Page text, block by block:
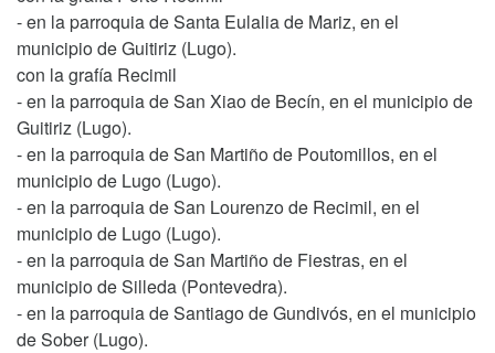
- en la parroquia de Santa Eulalia de Mariz, en el
municipio de Guitiriz (Lugo).
con la grafía Recimil
- en la parroquia de San Xiao de Becín, en el municipio de
Guitiriz (Lugo).
- en la parroquia de San Martiño de Poutomillos, en el
municipio de Lugo (Lugo).
- en la parroquia de San Lourenzo de Recimil, en el
municipio de Lugo (Lugo).
- en la parroquia de San Martiño de Fiestras, en el
municipio de Silleda (Pontevedra).
- en la parroquia de Santiago de Gundivós, en el municipio
de Sober (Lugo).